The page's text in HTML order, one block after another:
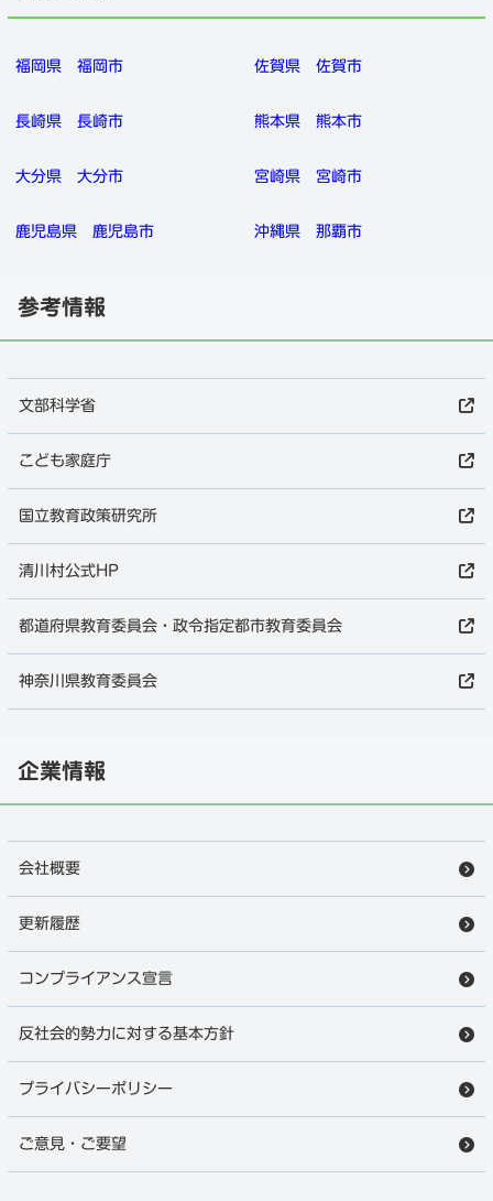
福岡県 福岡市 佐賀県 佐賀市
長崎県 長崎市 熊本県 熊本市
大分県 大分市 宮崎県 宮崎市
鹿児島県 鹿児島市 沖縄県 那覇市
参考情報
文部科学省
こども家庭庁
国立教育政策研究所
清川村公式HP
都道府県教育委員会・政令指定都市教育委員会
神奈川県教育委員会
企業情報
会社概要
更新履歴
コンプライアンス宣言
反社会的勢力に対する基本方針
プライバシーポリシー
ご意見・ご要望